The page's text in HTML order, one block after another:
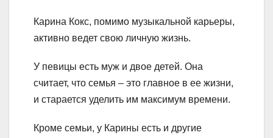
Карина Кокс, помимо музыкальной карьеры,
активно ведет свою личную жизнь.
У певицы есть муж и двое детей. Она
считает, что семья – это главное в ее жизни,
и старается уделить им максимум времени.
Кроме семьи, у Карины есть и другие